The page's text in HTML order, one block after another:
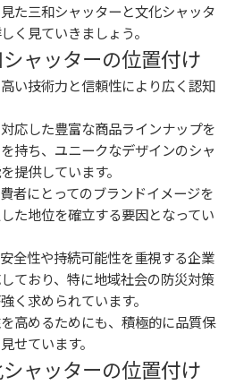
た三和シャッターと文化シャッタ
く見ていきましょう。
ャッターの位置付け
い技術力と信頼性により広く認知
応した豊富な商品ラインナップを
持ち、ユニークなデザインのシャ
提供しています。
者にとってのブランドイメージを
た地位を確立する要因となってい
全性や持続可能性を重視する企業
ており、特に地域社会の防災対策
く求められています。
高めるためにも、積極的に品質保
せています。
ャッターの位置付け